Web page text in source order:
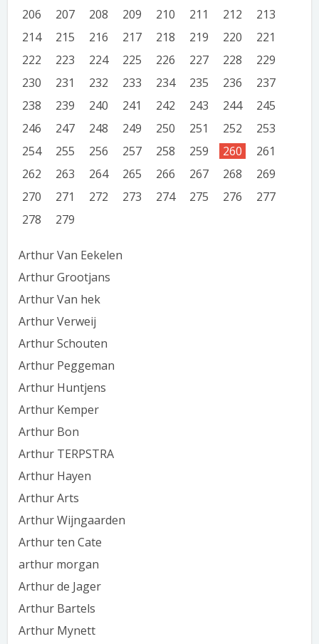
206
207 208 209 210 211 212
213
214
215 216 217 218 219 220
221
222
223 224 225 226 227 228
229
230
231 232 233 234 235 236
237
238
239 240 241 242 243 244
245
246
247 248 249 250 251 252
253
254
255 256 257 258 259 260
261
262
263 264 265 266 267 268
269
270
271 272 273 274 275 276
277
278
279
Arthur Van Eekelen
Arthur Grootjans
Arthur Van hek
Arthur Verweij
Arthur Schouten
Arthur Peggeman
Arthur Huntjens
Arthur Kemper
Arthur Bon
Arthur TERPSTRA
Arthur Hayen
Arthur Arts
Arthur Wijngaarden
Arthur ten Cate
arthur morgan
Arthur de Jager
Arthur Bartels
Arthur Mynett